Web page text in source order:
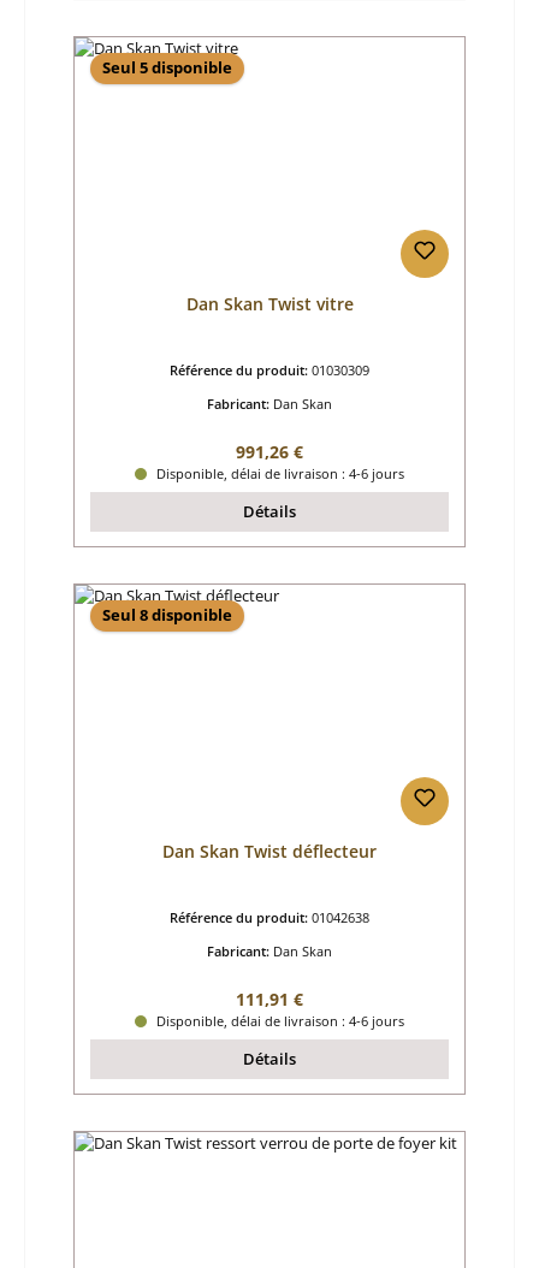
Seul 5 disponible
Dan Skan Twist vitre
Référence du produit: 01030309
Fabricant: Dan Skan
Prix régulier :
991,26 €
Disponible, délai de livraison : 4-6 jours
Détails
Seul 8 disponible
Dan Skan Twist déflecteur
Référence du produit: 01042638
Fabricant: Dan Skan
Prix régulier :
111,91 €
Disponible, délai de livraison : 4-6 jours
Détails